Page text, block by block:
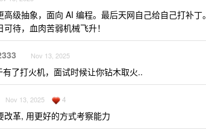
高级抽象，面向 AI 编程。最后天网自己给自己打补丁。
待，血肉苦弱机械飞升！
Nov 13, 2025
有了打火机，面试时候让你钻木取火..
Nov 13, 2025 4
改革, 用更好的方式考察能力